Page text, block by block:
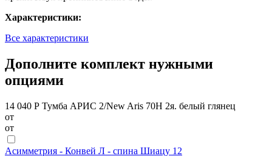
Характеристики:
Все характеристики
Дополните комплект нужными
опциями
14 040 Р Тумба АРИС 2/New Aris 70Н 2я. белый глянец
от
от
Асимметрия - Конвей Л - спина Шиацу 12